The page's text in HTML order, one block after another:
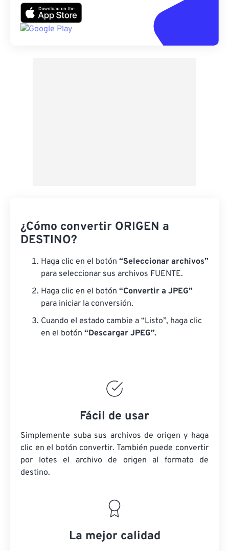
¿Cómo convertir ORIGEN a
DESTINO?
Haga clic en el botón “Seleccionar archivos”
para seleccionar sus archivos FUENTE.
Haga clic en el botón “Convertir a JPEG”
para iniciar la conversión.
Cuando el estado cambie a “Listo”, haga clic
en el botón “Descargar JPEG”.
Fácil de usar
Simplemente suba sus archivos de origen y haga
clic en el botón convertir. También puede convertir
por lotes el archivo de origen al formato de
destino.
La mejor calidad